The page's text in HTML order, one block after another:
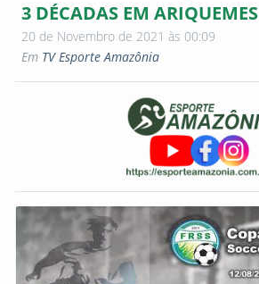
3 DÉCADAS EM ARIQUEMES
20 de Novembro de 2021 às 00:09
Em TV Esporte Amazônia